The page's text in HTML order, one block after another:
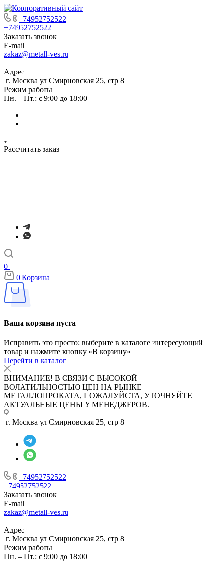
+74952752522
+74952752522
Заказать звонок
E-mail
zakaz@metall-ves.ru
Адрес
г. Москва ул Смирновская 25, стр 8
Режим работы
Пн. – Пт.: с 9:00 до 18:00
Рассчитать заказ
0
0 Корзина
Ваша корзина пуста
Исправить это просто: выберите в каталоге интересующий
товар и нажмите кнопку «В корзину»
Перейти в каталог
ВНИМАНИЕ! В СВЯЗИ С ВЫСОКОЙ
ВОЛАТИЛЬНОСТЬЮ ЦЕН НА РЫНКЕ
МЕТАЛЛОПРОКАТА, ПОЖАЛУЙСТА, УТОЧНЯЙТЕ
АКТУАЛЬНЫЕ ЦЕНЫ У МЕНЕДЖЕРОВ.
г. Москва ул Смирновская 25, стр 8
+74952752522
+74952752522
Заказать звонок
E-mail
zakaz@metall-ves.ru
Адрес
г. Москва ул Смирновская 25, стр 8
Режим работы
Пн. – Пт.: с 9:00 до 18:00